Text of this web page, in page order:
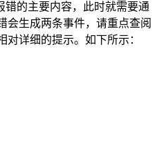
错的主要内容，此时就需要通
会生成两条事件，请重点查阅
详细的提示。如下所示：